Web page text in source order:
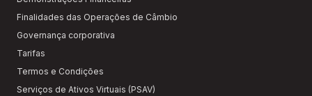
Finalidades das Operações de Câmbio
Governança corporativa
Tarifas
Termos e Condições
Serviços de Ativos Virtuais (PSAV)